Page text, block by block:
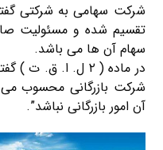
شرکت سهامی به شرکتی
تقسیم شده و مسئولیت
سهام آن ها می باشد.
در ماده ( ۲ ل. ا.
شرکت بازرگانی محسوب
آن امور بازرگانی نباشد”.